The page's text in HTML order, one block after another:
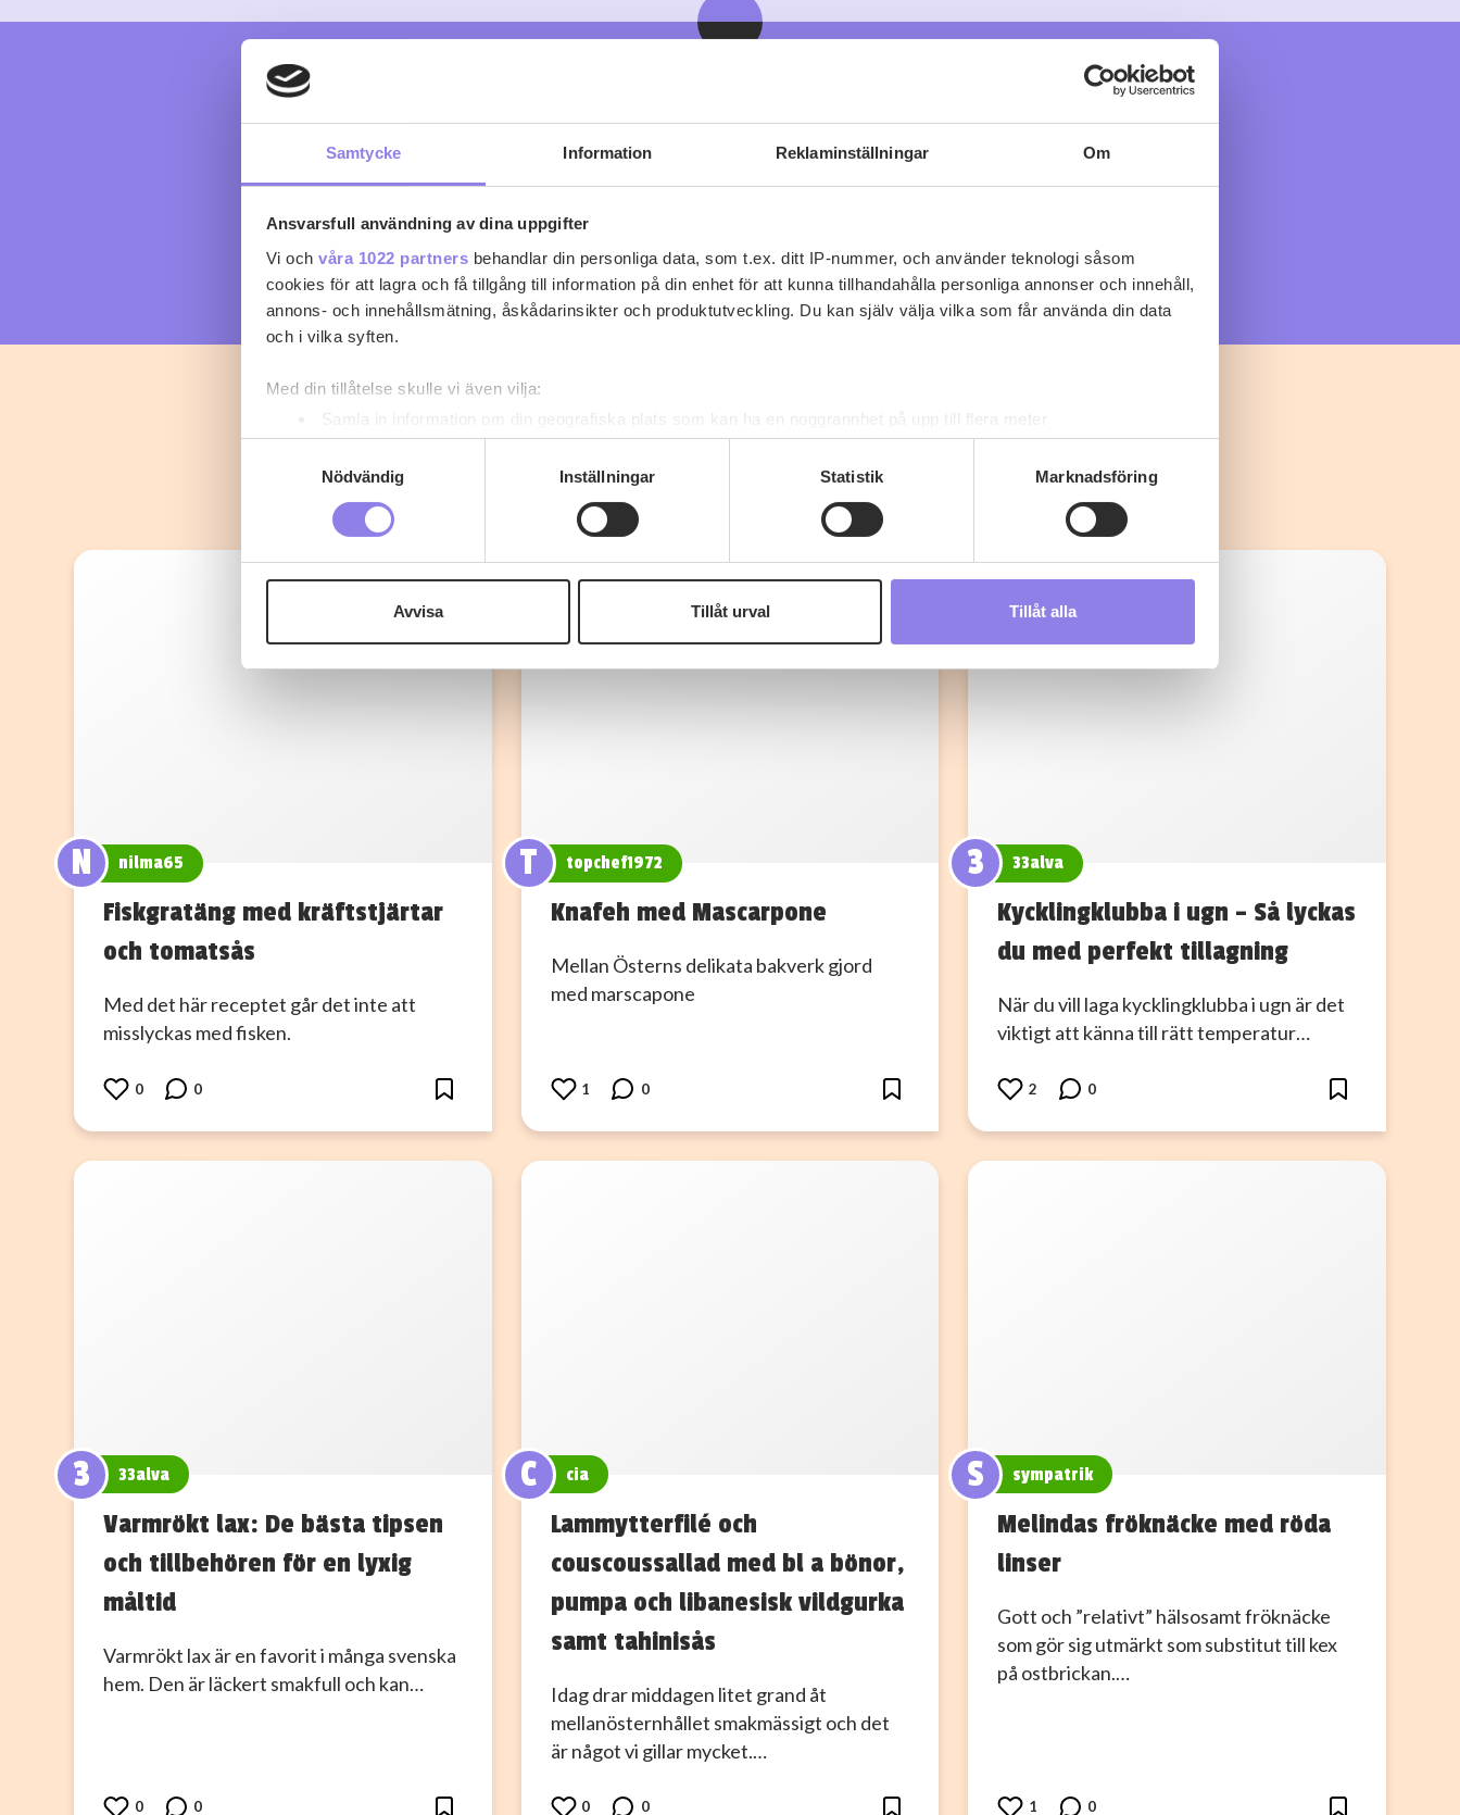
Samtycke Information Reklaminställningar Om
Ansvarsfull användning av dina uppgifter
Vi och våra 1022 partners behandlar din personliga data, som t.ex. ditt IP-nummer, och använder teknologi såsom
cookies för att lagra och få tillgång till information på din enhet för att kunna tillhandahålla personliga annonser och innehåll,
annons- och innehållsmätning, åskådarinsikter och produktutveckling. Du kan själv välja vilka som får använda din data
och i vilka syften.
Med din tillåtelse skulle vi även vilja:
Samla in information om din geografiska plats som kan ha en noggrannhet på upp till flera meter
Identifiera din enhet genom att aktivt skanna den för specifika kännetecken (fingeravtryck)
Ta reda på mer om hur dina personliga uppgifter behandlas och ställ in dina preferenser i
detaljsektionen. Du kan ändra
eller dra tillbaka ditt samtycke när som helst från cookie-förklaringen.
eller äldre. Genom att besöka webbplatsen intygar du att du är 25 år eller äldre.
Nödvändig
Inställningar Statistik Marknadsföring
Avvisa Tillåt urval Tillåt alla
Viner vi tror du gillar
Fler recept
N nilma65
Fiskgratäng med kräftstjärtar
och tomatsås
Med det här receptet går det inte att
misslyckas med fisken.
0 0
T topchef1972
Knafeh med Mascarpone
Mellan Österns delikata bakverk gjord
med marscapone
1 0
3 33alva
Kycklingklubba i ugn – Så lyckas
du med perfekt tillagning
När du vill laga kycklingklubba i ugn är det
viktigt att känna till rätt temperatur…
2 0
3 33alva
Varmrökt lax: De bästa tipsen
och tillbehören för en lyxig
måltid
Varmrökt lax är en favorit i många svenska
hem. Den är läckert smakfull och kan…
0 0
C cia
Lammytterfilé och
couscoussallad med bl a bönor,
pumpa och libanesisk vildgurka
samt tahinisås
Idag drar middagen litet grand åt
mellanösternhållet smakmässigt och det
är något vi gillar mycket.…
0 0
S sympatrik
Melindas fröknäcke med röda
linser
Gott och ”relativt” hälsosamt fröknäcke
som gör sig utmärkt som substitut till kex
på ostbrickan.…
1 0